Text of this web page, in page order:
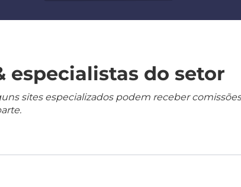
especialistas do setor
sites especializados podem receber